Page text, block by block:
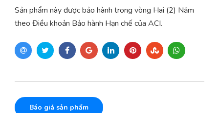
Sản phẩm này được bảo hành trong vòng Hai (2) Năm
theo Điều khoản Bảo hành Hạn chế của ACI.
Báo giá sản phẩm